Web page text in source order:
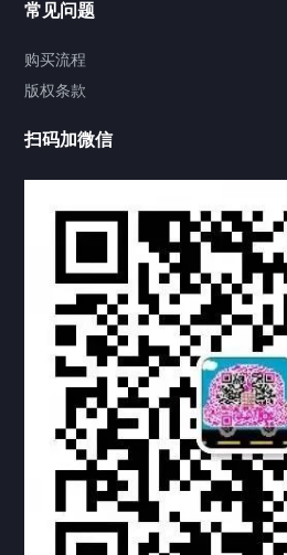
视频中心
定制案例
科研实验室
厂区介绍
中国公证处海牙认证
热门标签 TAG
常见问题
购买流程
版权条款
扫码加微信